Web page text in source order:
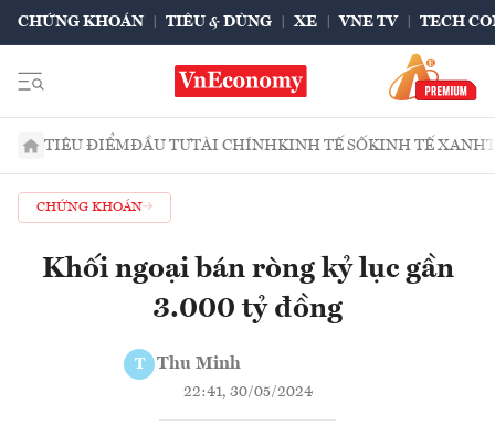
CHỨNG KHOÁN TIÊU & DÙNG XE VNE TV TECH
TIÊU ĐIỂMĐẦU TƯTÀI CHÍNHKINH TẾ SỐKINH TẾ XANH
CHỨNG KHOÁN
Khối ngoại bán ròng kỷ lục gần
3.000 tỷ đồng
T Thu Minh
22:41, 30/05/2024